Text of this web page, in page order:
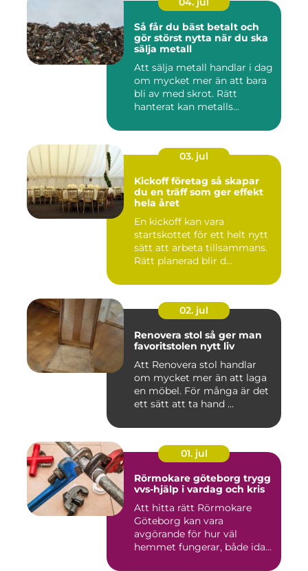
Så får du bäst betalt och
gör störst nytta när du ska
sälja metall
Att sälja metall handlar i dag
om mycket mer än att bara
bli av med skrot. Rätt
hanterat kan metalls...
03. jul
Kickoff företag så skapar
du en träff som ger effekt
hela året
En kickoff kan vara
startskottet för ett helt nytt
sätt att arbeta tillsammans.
Rätt planerad blir d...
02. jul
Renovera stol så ger man
favoritstolen nytt liv
Att Renovera stol handlar
om mycket mer än att laga
en möbel. För många är det
ett sätt att ta hand ...
01. jul
Rörmokare göteborg trygg
vvs-hjälp i vardag och kris
Att hitta rätt Rörmokare
Göteborg kan vara
avgörande för hur väl
hemmet fungerar, både idag